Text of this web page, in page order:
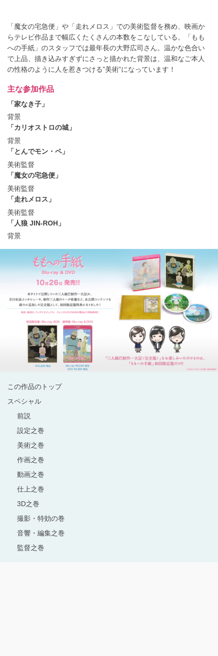
この作品のトップ
スペシャル
前説
設定之巻
美術之巻
作画之巻
動画之巻
仕上之巻
3D之巻
撮影・特効の巻
音響・編集之巻
監督之巻
「魔女の宅急便」や「走れメロス」での美術監督を務め、映画か
らテレビ作品まで幅広くたくさんの本数をこなしている。「もも
への手紙」のスタッフでは最年長の大野広司さん。温かな色合い
で上品、描き込みすぎずにさっと描かれた背景は、温和なご本人
の性格のように人を惹きつける”美術”になっています！
主な参加作品
「家なき子」
背景
「カリオストロの城」
背景
「とんでモン・ペ」
美術監督
「魔女の宅急便」
美術監督
「走れメロス」
美術監督
「人狼 JIN-ROH」
背景